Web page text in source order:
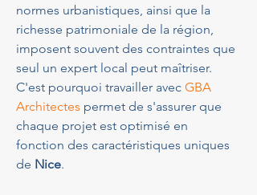
normes urbanistiques, ainsi que la
richesse patrimoniale de la région,
imposent souvent des contraintes que
seul un expert local peut maîtriser.
C'est pourquoi travailler avec GBA
Architectes permet de s'assurer que
chaque projet est optimisé en
fonction des caractéristiques uniques
de Nice.